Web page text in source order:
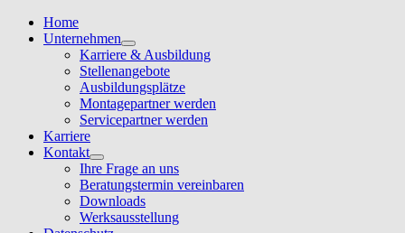
Home
Unternehmen
Karriere & Ausbildung
Stellenangebote
Ausbildungsplätze
Montagepartner werden
Servicepartner werden
Karriere
Kontakt
Ihre Frage an uns
Beratungstermin vereinbaren
Downloads
Werksausstellung